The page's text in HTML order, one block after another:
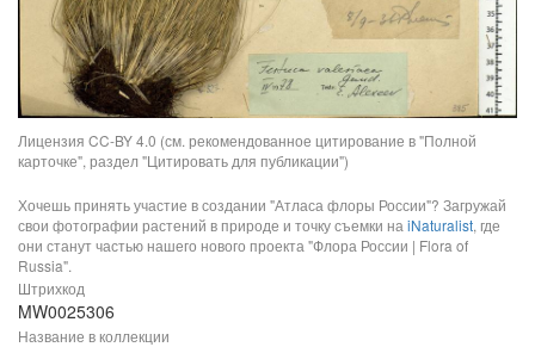
Лицензия CC-BY 4.0 (см. рекомендованное цитирование в "Полной
карточке", раздел "Цитировать для публикации")
Хочешь принять участие в создании "Атласа флоры России"? Загружай
свои фотографии растений в природе и точку съемки наiNaturalist, где
они станут частью нашего нового проекта "Флора России | Flora of
Russia".
Штрихкод
MW0025306
Название в коллекции